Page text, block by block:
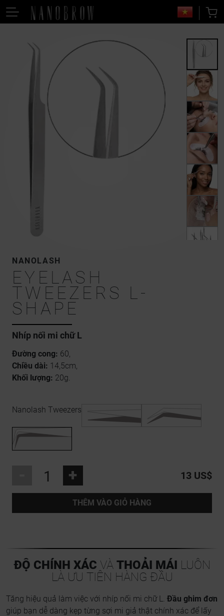
NANOLASH
EYELASH
TWEEZERS L-
SHAPE
Nhíp nối mi chữ L
Đường cong: 60,
Chiều dài: 14,5cm,
Khối lượng: 20g.
Nanolash Tweezers
+ 13 US$
THÊM VÀO GIỎ HÀNG
ĐỘ CHÍNH XÁC VÀ THOẢI MÁI LUÔN
LÀ ƯU TIÊN HÀNG ĐẦU
Tăng hiệu quả làm việc với nhíp nối mi chữ L. Đầu ghim đơn
giúp bạn dễ dàng kẹp từng sợi mi giả thật chính xác để lấy